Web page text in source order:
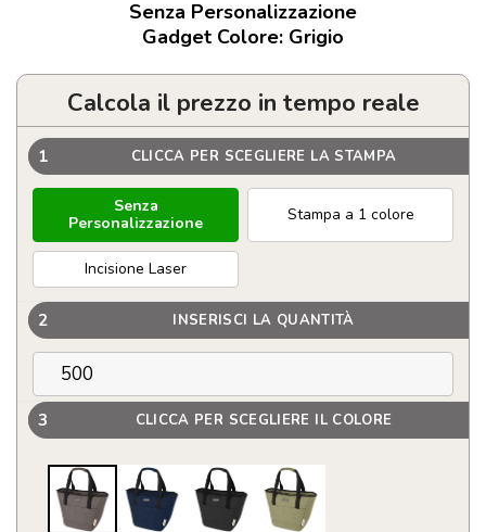
Senza Personalizzazione
Gadget Colore: Grigio
Calcola il prezzo in tempo reale
1 CLICCA PER SCEGLIERE LA STAMPA
Senza
Personalizzazione
Stampa a 1 colore
Incisione Laser
2 INSERISCI LA QUANTITÀ
3 CLICCA PER SCEGLIERE IL COLORE